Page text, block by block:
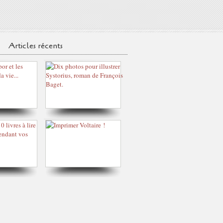
Articles récents